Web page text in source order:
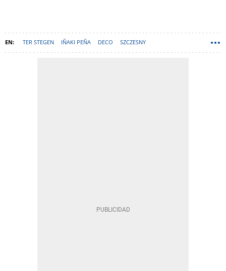
TER STEGEN IÑAKI PEÑA DECO SZCZESNY